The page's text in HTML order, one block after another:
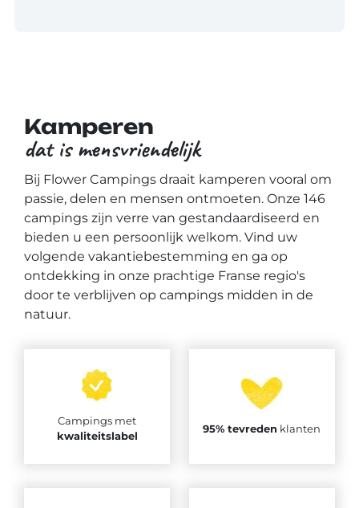
Kamperen
dat is mensvriendelijk
Bij Flower Campings draait kamperen vooral om
passie, delen en mensen ontmoeten. Onze 146
campings zijn verre van gestandaardiseerd en
bieden u een persoonlijk welkom. Vind uw
volgende vakantiebestemming en ga op
ontdekking in onze prachtige Franse regio's
door te verblijven op campings midden in de
natuur.
Campings met
kwaliteitslabel
95% tevreden klanten